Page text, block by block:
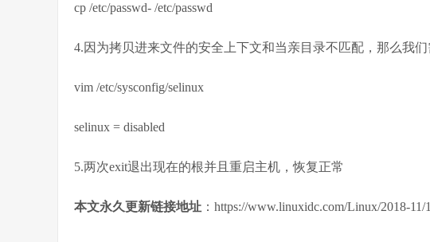
cp /etc/passwd- /etc/passwd
4.因为拷贝进来文件的安全上下文和当亲目录不匹配，那么我们
vim /etc/sysconfig/selinux
selinux = disabled
5.两次exit退出现在的根并且重启主机，恢复正常
本文永久更新链接地址 ：https://www.linuxidc.com/Linux/2018-11/